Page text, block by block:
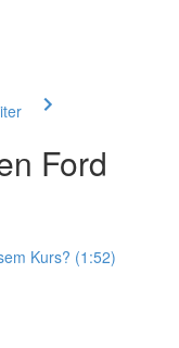
Ford
Kurs? (1:52)